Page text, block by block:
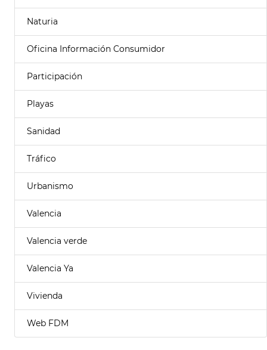
Naturia
Oficina Información Consumidor
Participación
Playas
Sanidad
Tráfico
Urbanismo
Valencia
Valencia verde
Valencia Ya
Vivienda
Web FDM